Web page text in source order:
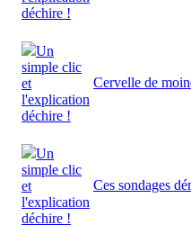
déchire !
Un
simple clic
et
l'explication
déchire !
Cervelle de
Un
simple clic
et
l'explication
déchire !
Ces sondages